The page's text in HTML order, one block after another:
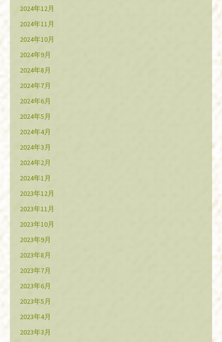
2024年12月
2024年11月
2024年10月
2024年9月
2024年8月
2024年7月
2024年6月
2024年5月
2024年4月
2024年3月
2024年2月
2024年1月
2023年12月
2023年11月
2023年10月
2023年9月
2023年8月
2023年7月
2023年6月
2023年5月
2023年4月
2023年3月